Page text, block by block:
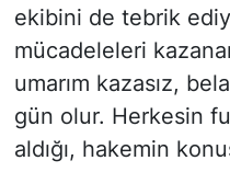
ekibini de tebrik
mücadeleleri
umarım kazasız,
gün olur. Herkesin
aldığı, hakemin